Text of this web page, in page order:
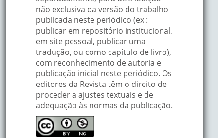
não exclusiva da versão do trabalho
publicada neste periódico (ex.:
publicar em repositório institucional,
em site pessoal, publicar uma
tradução, ou como capítulo de livro),
com reconhecimento de autoria e
publicação inicial neste periódico. Os
editores da Revista têm o direito de
proceder a ajustes textuais e de
adequação às normas da publicação.